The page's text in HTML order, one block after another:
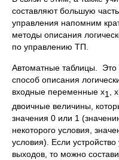
составляют большую
управления напомним
методы описания
по управлению ТП.
Автоматные таблицы. Это
способ описания
входные переменные x1 , x
двоичные величины,
значения 0 или 1
некоторого условия,
условия). Если
выходов, то можно